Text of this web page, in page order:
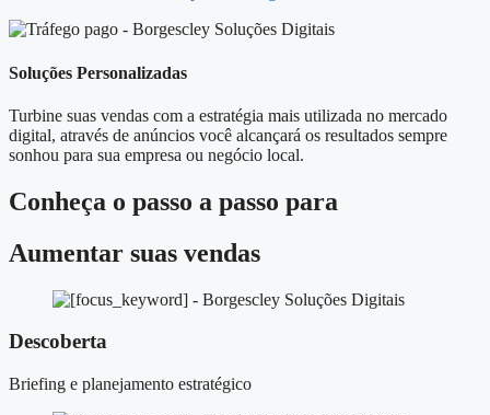
Soluções Personalizadas
Turbine suas vendas com a estratégia mais utilizada no mercado
digital, através de anúncios você alcançará os resultados sempre
sonhou para sua empresa ou negócio local.
Conheça o passo a passo para
Aumentar suas vendas
Descoberta
Briefing e planejamento estratégico